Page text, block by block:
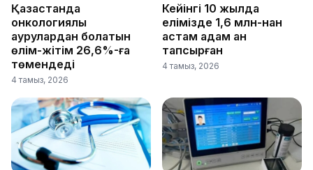
Қазақстанда
онкологиялық
аурулардан болатын
өлім-жітім 26,6%-ға
төмендеді
4 тамыз, 2026
Кейінгі 10 жылда
елімізде 1,6 млн-нан
астам адам қан
тапсырған
4 тамыз, 2026